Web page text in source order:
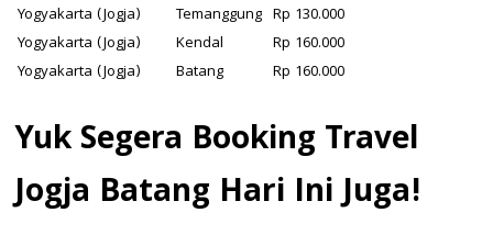
Yogyakarta (Jogja)
Temanggung Rp 130.000
Yogyakarta (Jogja)
Kendal
Rp 160.000
Yogyakarta (Jogja)
Batang Rp 160.000
Yuk Segera Booking Travel
Jogja Batang Hari Ini Juga!